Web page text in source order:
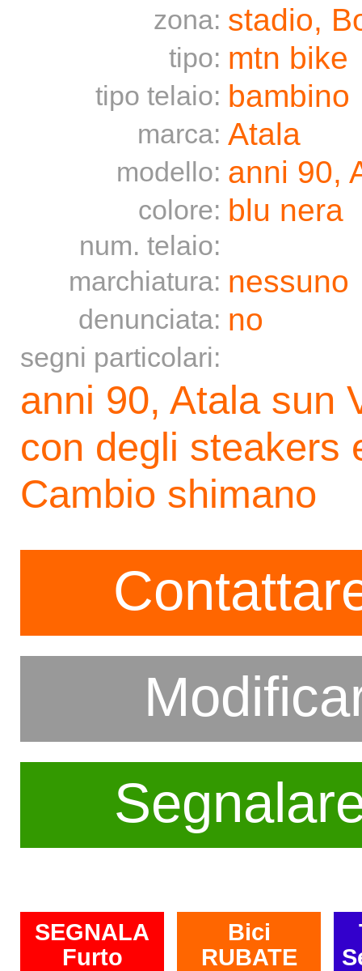
zona: stadio,
tipo: mtn bike
tipo telaio: bambino
marca: Atala
modello: anni 90,
colore: blu nera
num. telaio:
marchiatura: nessuno
denunciata: no
segni particolari:
anni 90, Atala sun
con degli steakers
Cambio shimano
SEGNALA
Furto
Bici
RUBATE